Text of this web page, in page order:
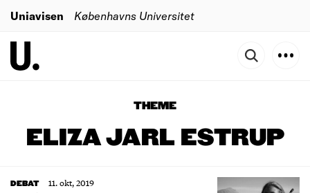
Uniavisen Københavns Universitet
THEME
ELIZA JARL ESTRUP
DEBAT 11. okt, 2019